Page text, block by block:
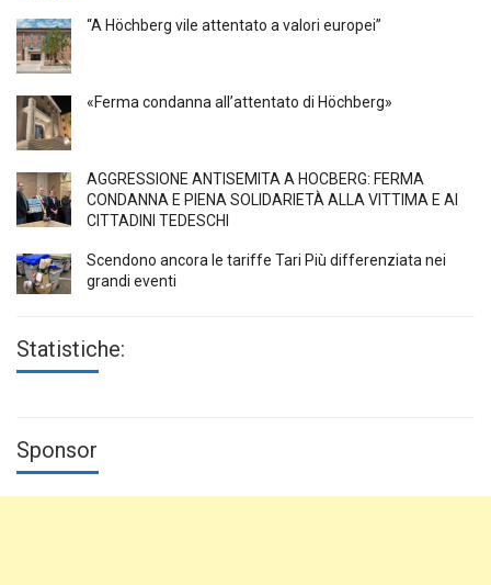
“A Höchberg vile attentato a valori europei”
«Ferma condanna all’attentato di Höchberg»
AGGRESSIONE ANTISEMITA A HÖCBERG: FERMA
CONDANNA E PIENA SOLIDARIETÀ ALLA VITTIMA E AI
CITTADINI TEDESCHI
Scendono ancora le tariffe Tari Più differenziata nei
grandi eventi
Statistiche:
Sponsor